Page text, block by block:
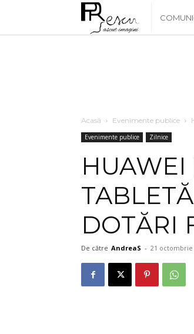
Acasă Evenimente publice
Evenimente publice Zilnice
HUAWEI
DOTĂRI
De către AndreaS - 21 octombrie